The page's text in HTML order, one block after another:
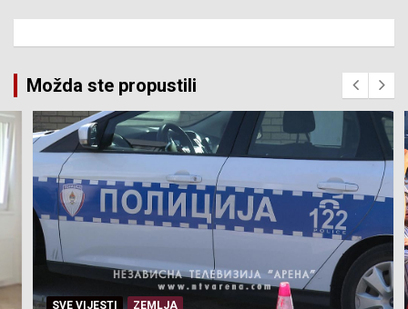
Možda ste propustili
SVE VIJESTI ZEMLJA